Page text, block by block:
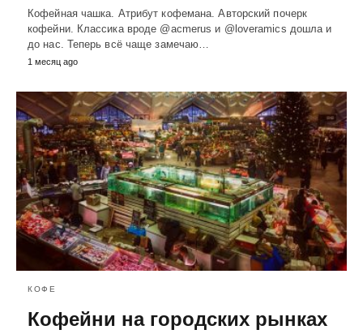
Кофейная чашка. Атрибут кофемана. Авторский почерк
кофейни. Классика вроде @acmerus и @loveramics дошла и
до нас. Теперь всё чаще замечаю…
1 месяц ago
КОФЕ
Кофейни на городских рынках